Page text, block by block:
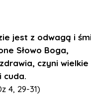
jest z odwagą i
Słowo Boga,
czyni wielkie
cuda.
4, 29-31)